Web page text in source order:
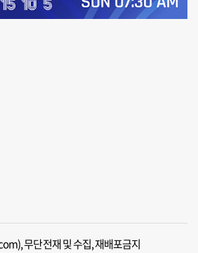
무단전재 및 수집, 재배포금지